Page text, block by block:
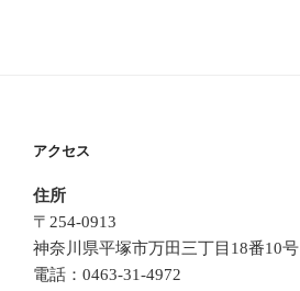
アクセス
住所
〒254-0913
神奈川県平塚市万田三丁目18番10号
電話：0463-31-4972